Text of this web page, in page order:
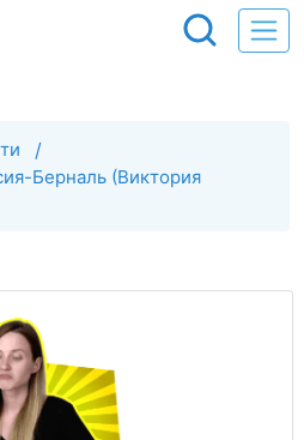
/
Берналь (Виктория